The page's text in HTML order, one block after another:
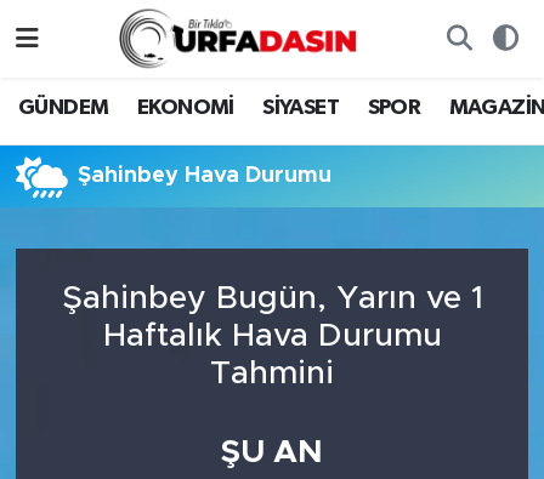
GÜNDEM EKONOMİ SİYASET SPOR
Şahinbey Hava Durumu
Şahinbey Bugün, Yarın ve 1
Haftalık Hava Durumu
Tahmini
ŞU AN
MAGAZİN
Nöbetçi Eczaneler
Süper Lig Puan Durumu ve Fikstür
Son Dakika Haberleri